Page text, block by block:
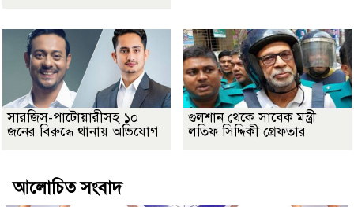
সারজিস-পাটোয়ারীসহ ১০
জনের বিরুদ্ধে থানায় অভিযোগ
গুলশান থেকে সাবেক মন্ত্রী
লতিফ সিদ্দিকী গ্রেফতার
আলোচিত সংবাদ